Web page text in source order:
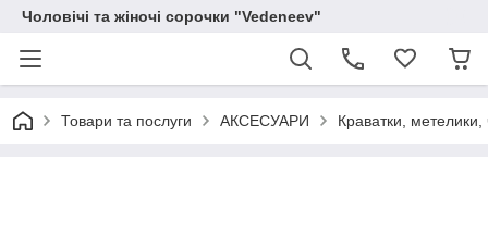
Чоловічі та жіночі сорочки "Vedeneev"
Товари та послуги АКСЕСУАРИ Краватки, метелики,